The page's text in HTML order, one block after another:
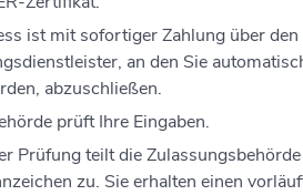
ist mit sofortiger Zahlung über den
an den Sie
abzuschließen.
prüft Ihre Eingaben.
Prüfung teilt die
zu. Sie erhalten einen